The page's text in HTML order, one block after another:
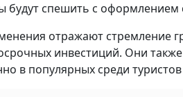
будут спешить с оформлением
отражают стремление
инвестиций. Они
в популярных среди